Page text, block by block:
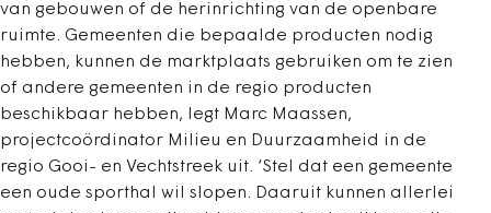
van gebouwen of de herinrichting van de openbare
ruimte. Gemeenten die bepaalde producten nodig
hebben, kunnen de marktplaats gebruiken om te zien
of andere gemeenten in de regio producten
beschikbaar hebben, legt Marc Maassen,
projectcoördinator Milieu en Duurzaamheid in de
regio Gooi- en Vechtstreek uit. ‘Stel dat een gemeente
een oude sporthal wil slopen. Daaruit kunnen allerlei